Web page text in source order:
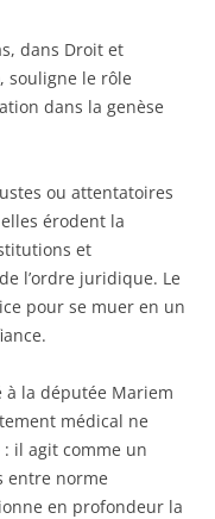
dans Droit et
souligne le rôle
dans la genèse
ou attentatoires
érodent la
et
l’ordre juridique. Le
pour se muer en un
la députée Mariem
médical ne
il agit comme un
entre norme
en profondeur la